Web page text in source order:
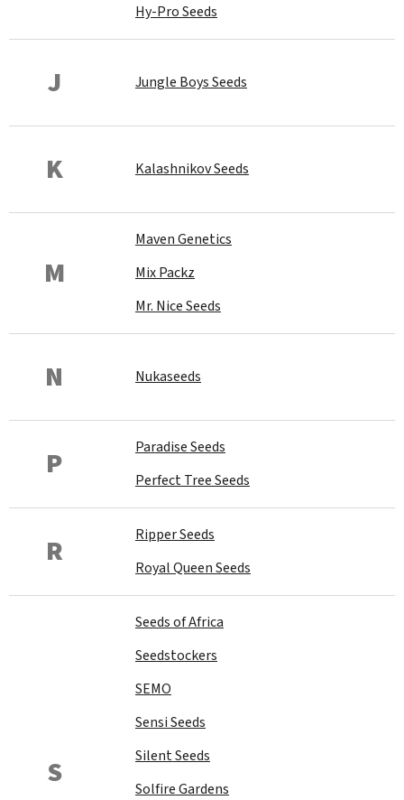
Hy-Pro Seeds
J Jungle Boys Seeds
K Kalashnikov Seeds
M
Maven Genetics
Mix Packz
Mr. Nice Seeds
N Nukaseeds
P
Paradise Seeds
Perfect Tree Seeds
R
Ripper Seeds
Royal Queen Seeds
S
Seeds of Africa
Seedstockers
SEMO
Sensi Seeds
Silent Seeds
Solfire Gardens